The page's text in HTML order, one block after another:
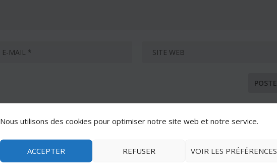
Nous utilisons des cookies pour optimiser notre site web et notre service.
ACCEPTER REFUSER VOIR LES PRÉFÉRENCES